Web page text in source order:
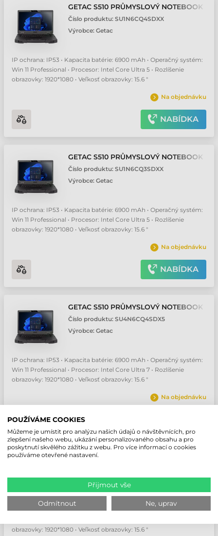
GETAC S510 PRŮMYSLOVÝ NOTEBOOK
Číslo produktu: SU1N6CQ4SDXX
Výrobce: Getac
IP ochrana: IP53 • Kapacita batérie: 6900 mAh • Operačný systém:
Win 11 Professional • Procesor: Intel Core Ultra 5 • Rozlíšenie
obrazovky: 1920*1080 • Veľkosť obrazovky: 15.6 "
Na objednávku
NABÍDKA
GETAC S510 PRŮMYSLOVÝ NOTEBOOK
Číslo produktu: SU1N6CQ3SDXX
Výrobce: Getac
IP ochrana: IP53 • Kapacita batérie: 6900 mAh • Operačný systém:
Win 11 Professional • Procesor: Intel Core Ultra 5 • Rozlíšenie
obrazovky: 1920*1080 • Veľkosť obrazovky: 15.6 "
Na objednávku
NABÍDKA
GETAC S510 PRŮMYSLOVÝ NOTEBOOK
Číslo produktu: SU4N6CQ4SDX5
Výrobce: Getac
IP ochrana: IP53 • Kapacita batérie: 6900 mAh • Operačný systém:
Win 11 Professional • Procesor: Intel Core Ultra 7 • Rozlíšenie
obrazovky: 1920*1080 • Veľkosť obrazovky: 15.6 "
Na objednávku
GETAC S510 PRŮMYSLOVÝ NOTEBOOK
Výrobce:Getac
IP ochrana: IP53 • Kapacita batérie: 6900 mAh • Operačný systém:
obrazovky: 1920*1080 • Veľkosť obrazovky: 15.6 "
POUŽÍVÁME COOKIES
Můžeme je umístit pro analýzu našich údajů o návštěvnících, pro
zlepšení našeho webu, ukázání personalizovaného obsahu a pro
poskytnutí skvělého zážitku z webu. Pro více informací o cookies
používáme otevřené nastavení.
Přijmout vše
Odmítnout Ne, uprav